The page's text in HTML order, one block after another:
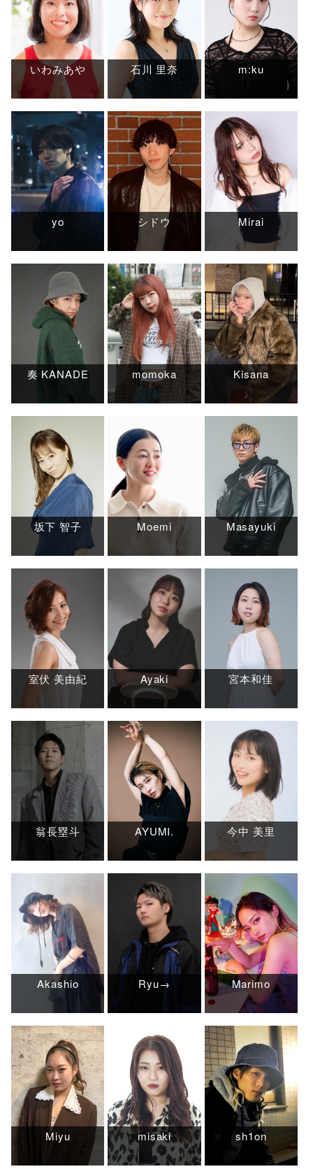
いわみあや 石川 里奈 m:ku
yo シドウ Mirai
奏 KANADE momoka Kisana
坂下 智子 Moemi Masayuki
室伏 美由紀 Ayaki 宮本和佳
翁長塁斗 AYUMI. 今中 美里
Akashio Ryu→ Marimo
Miyu misaki sh1on